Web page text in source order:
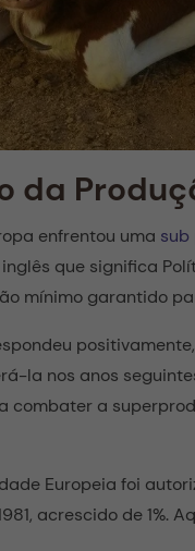
da
enfrentou uma
que significa
mínimo garantido
la nos anos
combater a
Europeia foi
acrescido de 1%.